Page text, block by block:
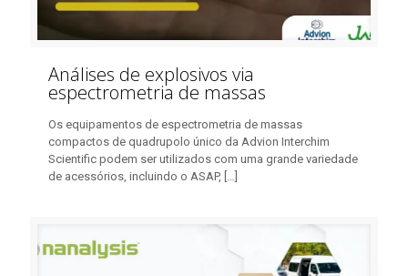
Análises de explosivos via
espectrometria de massas
Os equipamentos de espectrometria de massas
compactos de quadrupolo único da Advion Interchim
Scientific podem ser utilizados com uma grande variedade
de acessórios, incluindo o ASAP,